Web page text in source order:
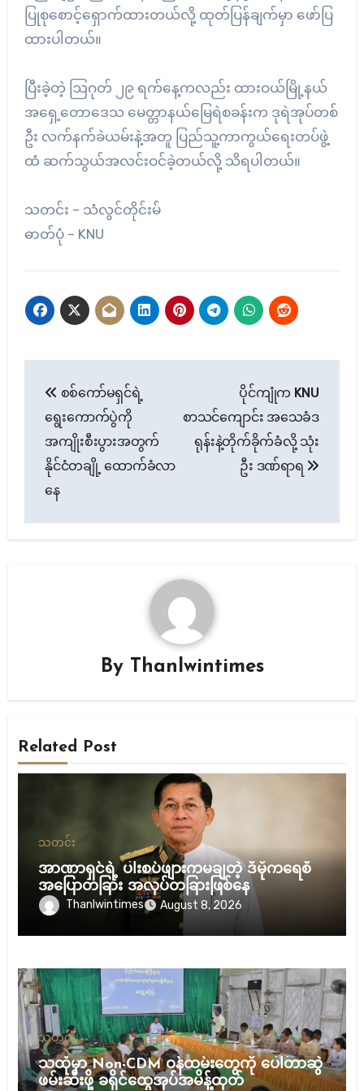
ပြုစုစောင့်ရှောက်ထားတယ်လို့ ထုတ်ပြန်ချက်မှာ ဖော်ပြ
ထားပါတယ်။
ပြီးခဲ့တဲ့ ဩဂုတ် ၂၉ ရက်နေ့ကလည်း ထားဝယ်မြို့နယ်
အရှေ့တောဒေသ မေတ္တာနယ်မြေရဲစခန်းက ဒုရဲအုပ်တစ်
ဦး လက်နက်ခဲယမ်းနဲ့အတူ ပြည်သူ့ကာကွယ်ရေးတပ်ဖွဲ့
ထံ ဆက်သွယ်အလင်းဝင်ခဲ့တယ်လို့ သိရပါတယ်။
သတင်း – သံလွင်တိုင်းမ်
ဓာတ်ပုံ – KNU
navigation
စစ်ကော်မရှင်ရဲ့
ရွေးကောက်ပွဲကို
အကျိုးစီးပွားအတွက်
နိုင်ငံတချို့ ထောက်ခံလာ
နေ
ပိုင်ကျုံက KNU
စာသင်ကျောင်း အသေခံဒ
ရုန်းနဲ့တိုက်ခိုက်ခံလို့ သုံး
ဦး ဒဏ်ရာရ
By Thanlwintimes
Related Post
သတင်း
အာဏာရှင်ရဲ့ ပါးစပ်ဖျားကမချတဲ့ ဒီမိုကရေစီ
အပြောတခြား အလုပ်တခြားဖြစ်နေ
Thanlwintimes August 8, 2026
သတင်း
သထုံမှာ Non-CDM ဝန်ထမ်းတွေကို ပေါ်တာဆွဲ
ဖမ်းဆီးဖို့ ခရိုင်ထွေအုပ်အမိန့်ထုတ်